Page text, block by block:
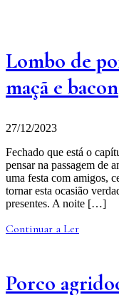
Lombo de
maçã e bacon
27/12/2023
Fechado que está o
pensar na passagem de
uma festa com amigos,
tornar esta ocasião
presentes. A noite […]
Continuar a Ler
Porco